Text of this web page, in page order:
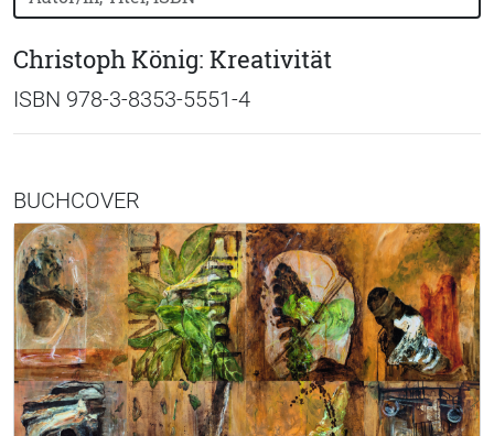
Christoph König: Kreativität
ISBN 978-3-8353-5551-4
BUCHCOVER